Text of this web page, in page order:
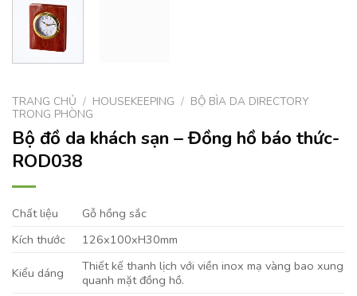
TRANG CHỦ / HOUSEKEEPING / BỘ BÌA DA DIRECTORY
TRONG PHÒNG
Bộ đồ da khách sạn – Đồng hồ báo thức-
ROD038
Chất liệu
Gỗ hồng sắc
Kích thước
126x100xH30mm
Kiểu dáng
Thiết kế thanh lịch với viền inox mạ vàng bao xung
quanh mặt đồng hồ.